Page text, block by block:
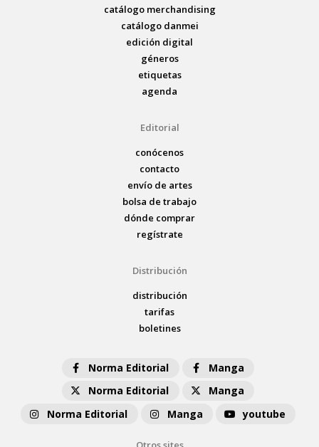
catálogo merchandising
catálogo danmei
edición digital
géneros
etiquetas
agenda
Editorial
conócenos
contacto
envío de artes
bolsa de trabajo
dónde comprar
regístrate
Distribución
distribución
tarifas
boletines
Norma Editorial
Manga
Norma Editorial
Manga
Norma Editorial
Manga youtube